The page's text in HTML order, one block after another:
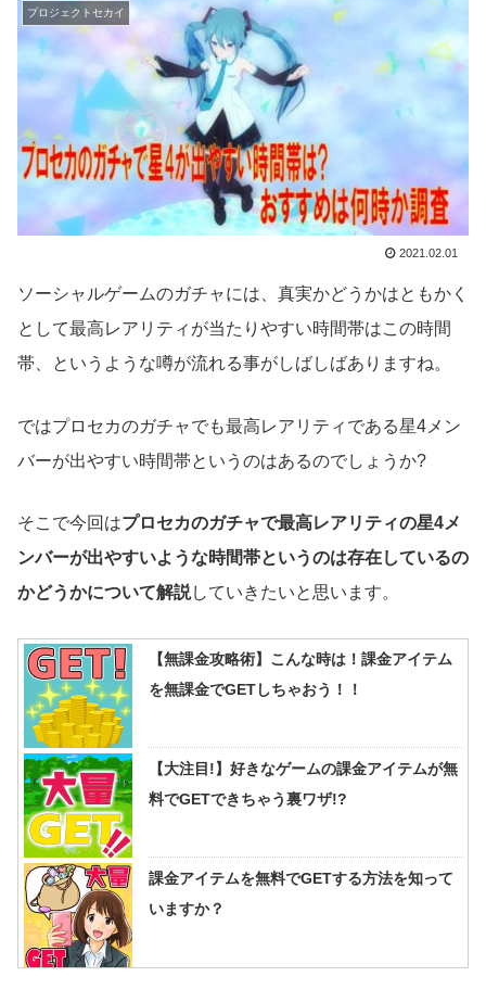
プロジェクトセカイ
2021.02.01
ソーシャルゲームのガチャには、真実かどうかはともかく
として最高レアリティが当たりやすい時間帯はこの時間
帯、というような噂が流れる事がしばしばありますね。
ではプロセカのガチャでも最高レアリティである星4メン
バーが出やすい時間帯というのはあるのでしょうか?
そこで今回はプロセカのガチャで最高レアリティの星4メ
ンバーが出やすいような時間帯というのは存在しているの
かどうかについて解説していきたいと思います。
【無課金攻略術】こんな時は！課金アイテム
を無課金でGETしちゃおう！！
【大注目!】好きなゲームの課金アイテムが無
料でGETできちゃう裏ワザ!?
課金アイテムを無料でGETする方法を知って
いますか？